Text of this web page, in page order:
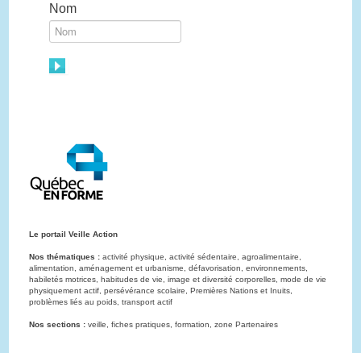
Nom
Le portail Veille Action
Nos thématiques : activité physique, activité sédentaire, agroalimentaire,
alimentation, aménagement et urbanisme, défavorisation, environnements,
habiletés motrices, habitudes de vie, image et diversité corporelles, mode de vie
physiquement actif, persévérance scolaire, Premières Nations et Inuits,
problèmes liés au poids, transport actif
Nos sections : veille, fiches pratiques, formation, zone Partenaires